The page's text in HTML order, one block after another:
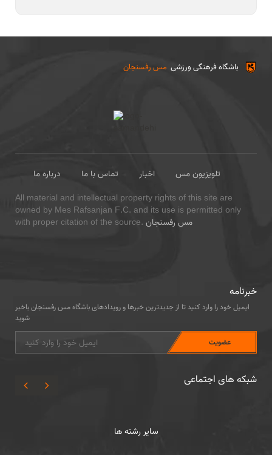
مس رفسنجان باشگاه فرهنگی ورزشی
درباره ما تماس با ما اخبار
تلویزیون مس
All material and intellectual property rights of this site are
owned by Mes Rafsanjan F.C. and its use is permitted only
with proper citation of the source. مس رفسنجان
خبرنامه
ایمیل خود را وارد کنید تا از جدیدترین خبرها و رویدادهای باشگاه مس رفسنجان باخبر
شوید
شبکه های اجتماعی
سایر رشته ها